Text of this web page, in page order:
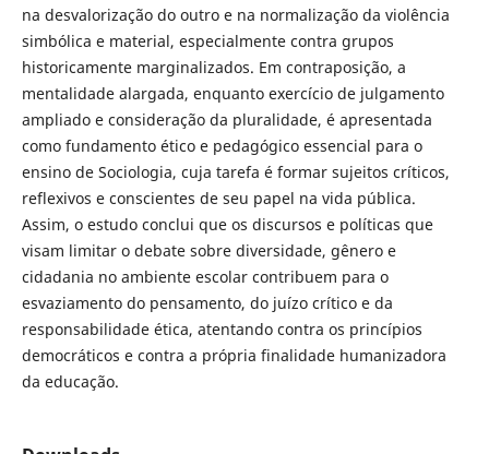
na desvalorização do outro e na normalização da violência
simbólica e material, especialmente contra grupos
historicamente marginalizados. Em contraposição, a
mentalidade alargada, enquanto exercício de julgamento
ampliado e consideração da pluralidade, é apresentada
como fundamento ético e pedagógico essencial para o
ensino de Sociologia, cuja tarefa é formar sujeitos críticos,
reflexivos e conscientes de seu papel na vida pública.
Assim, o estudo conclui que os discursos e políticas que
visam limitar o debate sobre diversidade, gênero e
cidadania no ambiente escolar contribuem para o
esvaziamento do pensamento, do juízo crítico e da
responsabilidade ética, atentando contra os princípios
democráticos e contra a própria finalidade humanizadora
da educação.